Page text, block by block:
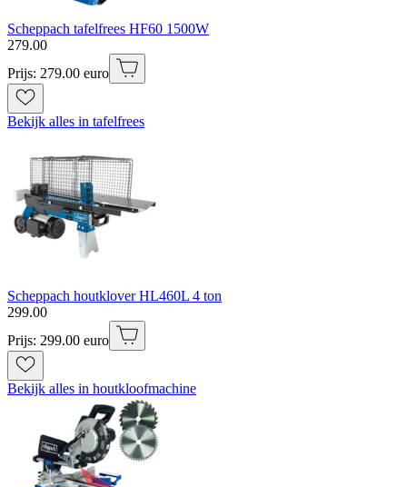
Scheppach tafelfrees HF60 1500W
279.00
Prijs: 279.00 euro
Bekijk alles in tafelfrees
Scheppach houtklover HL460L 4 ton
299.00
Prijs: 299.00 euro
Bekijk alles in houtkloofmachine